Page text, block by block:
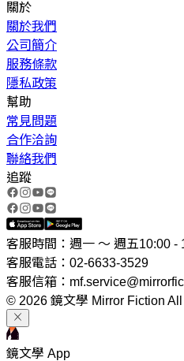
關於
關於我們
公司簡介
服務條款
隱私政策
幫助
常見問題
合作洽詢
聯絡我們
追蹤
客服時間：週一 ～ 週五10:00 -
客服電話：02-6633-3529
客服信箱：
© 2026 鏡文學 Mirror Fiction
鏡文學 App